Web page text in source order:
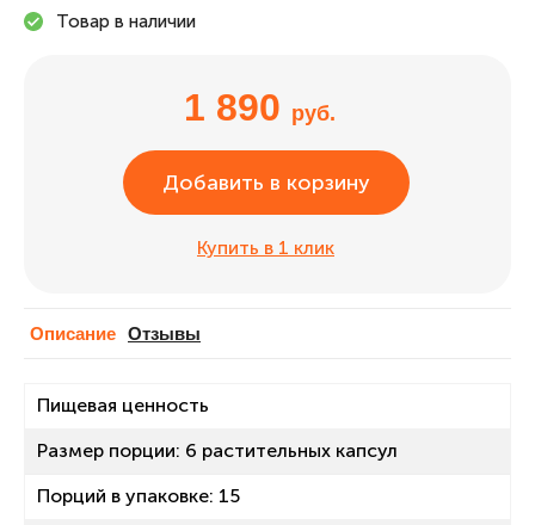
Товар в наличии
1 890 руб.
Добавить в корзину
Купить в 1 клик
Описание Отзывы
Пищевая ценность
Размер порции: 6 растительных капсул
Порций в упаковке: 15